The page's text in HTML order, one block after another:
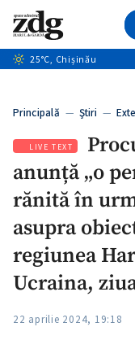
+8
+1
+2
Caută
25°C, Chișinău
Principală — Ştiri —
LIVE TEXT
anunță „o
rănită în
asupra
regiunea
Ucraina,
22 aprilie 2024, 19:18